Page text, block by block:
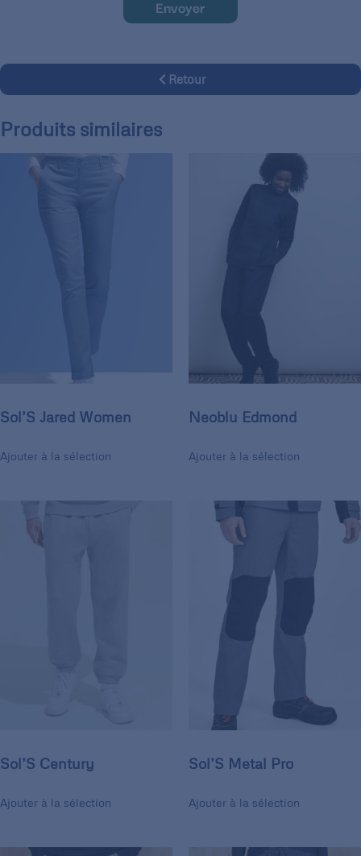
Envoyer
Retour
Produits similaires
Sol’S Jared Women
Ajouter à la sélection
Neoblu Edmond
Ajouter à la sélection
Sol’S Century
Ajouter à la sélection
Sol’S Metal Pro
Ajouter à la sélection